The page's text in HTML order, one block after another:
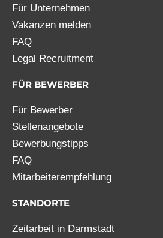
Für Unternehmen
Vakanzen melden
FAQ
Legal Recruitment
FÜR BEWERBER
Für Bewerber
Stellenangebote
Bewerbungstipps
FAQ
Mitarbeiterempfehlung
STANDORTE
Zeitarbeit in Darmstadt